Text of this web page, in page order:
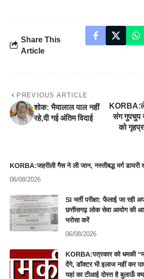
Share This
Article
PREVIOUS ARTICLE
शोक: भैयालाल पाल नहीं
रहे,दी गई अंतिम विदाई
संग गुपचुप
को
KORBA:जहरीली गैस ने ली जान, नस्तीबद्ध मर्ग
06/08/2026
SI भर्ती परीक्षा: फैलाई जा रही
छत्तीसगढ़ लोक सेवा आयोग की
भरोसा करें
06/08/2026
KORBA:पत्रकार को धमकी
देंगे, डॉक्टर भी इलाज नहीं कर
यहां का टीआई दोस्त है बुलाऊँ